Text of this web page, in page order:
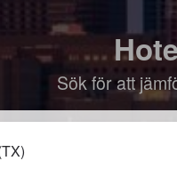
Sök för att